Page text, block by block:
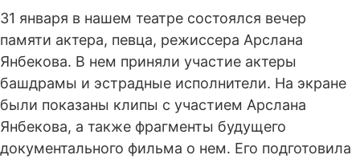
31 января в нашем театре состоялся вечер
памяти актера, певца, режиссера Арслана
Янбекова. В нем приняли участие актеры
башдрамы и эстрадные исполнители. На экране
были показаны клипы с участием Арслана
Янбекова, а также фрагменты будущего
документального фильма о нем. Его подготовила